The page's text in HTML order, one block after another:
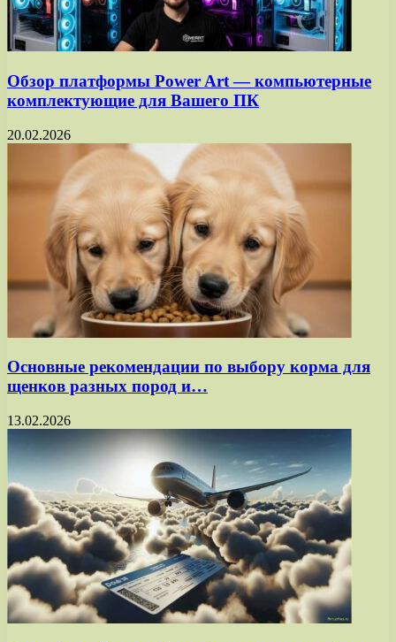
Обзор платформы Power Art — компьютерные
комплектующие для Вашего ПК
20.02.2026
Основные рекомендации по выбору корма для
щенков разных пород и…
13.02.2026